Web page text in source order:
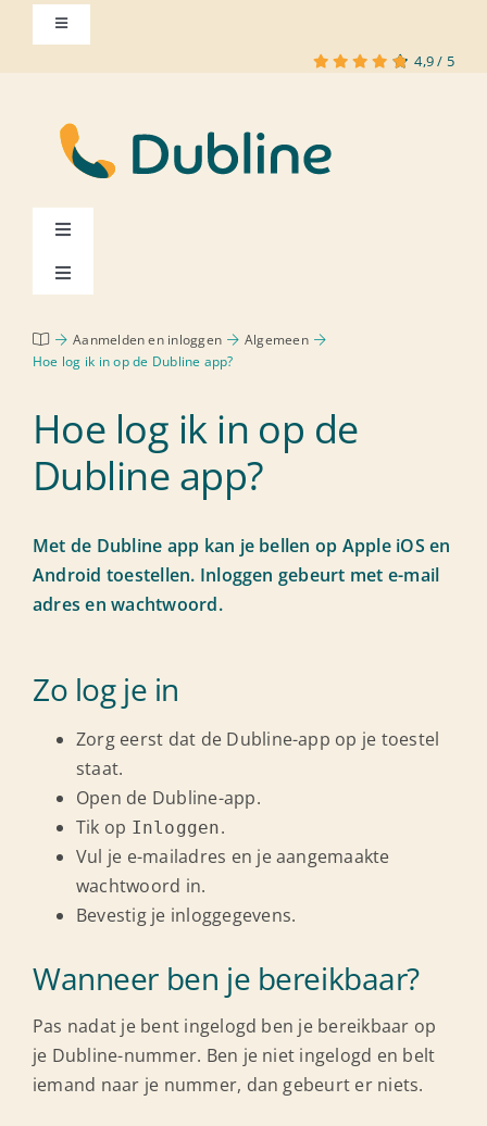
Toggle
4,9/ 5
Toggle
Navigation
Hoe werkt het?
Kies je nummer
Tarieven
Toggle
InloggenAanmelden en inloggen
Algemeen
Hoe log ik in op de Dubline app?
Hoe log ik in op de
Dubline app?
Met de Dubline app kan je bellen op Apple iOS en
Android toestellen. Inloggen gebeurt met e-mail
adres en wachtwoord.
Zo log je in
Zorg eerst dat de Dubline-app op je toestel
staat.
Open de Dubline-app.
Tik op Inloggen.
Vul je e-mailadres en je aangemaakte
wachtwoord in.
Bevestig je inloggegevens.
Wanneer ben je bereikbaar?
Pas nadat je bent ingelogd ben je bereikbaar op
je Dubline-nummer. Ben je niet ingelogd en belt
iemand naar je nummer, dan gebeurt er niets.